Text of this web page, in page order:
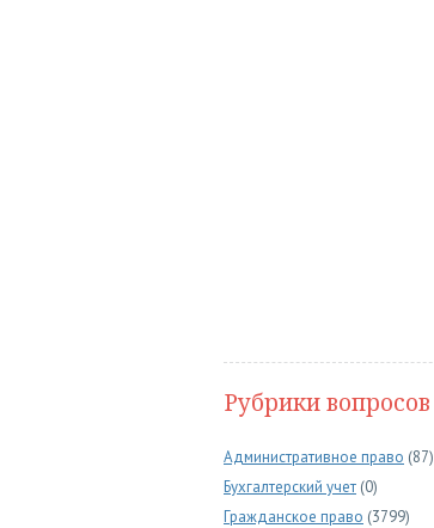
Рубрики вопросов
Административное право (87)
Бухгалтерский учет (0)
Гражданское право (3799)